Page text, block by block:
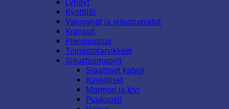
Lyhdyt
Kynttilät
Valosarjat ja sisustusvalot
Kranssit
Piensisustus
Toimistotarvikkeet
Sisustusmuovit
Staattiset kalvot
Kuviolliset
Marmori ja kivi
Puukuosit